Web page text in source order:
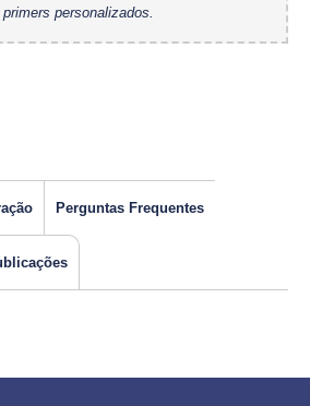
personalizados.
Perguntas Frequentes